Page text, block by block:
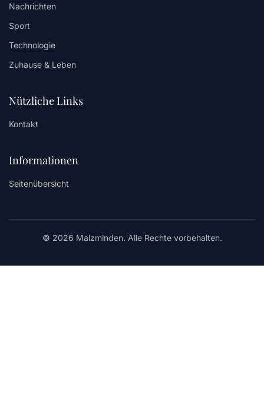
Nachrichten
Sport
Technologie
Zuhause & Leben
Nützliche Links
Kontakt
Informationen
Seitenübersicht
© 2026 Malzminden. Alle Rechte vorbehalten.